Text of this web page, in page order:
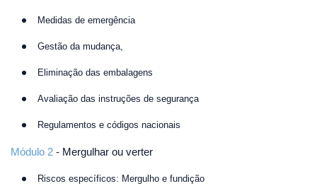
Medidas de emergência
Gestão da mudança,
Eliminação das embalagens
Avaliação das instruções de segurança
Regulamentos e códigos nacionais
Módulo 2 - Mergulhar ou verter
Riscos específicos: Mergulho e fundição